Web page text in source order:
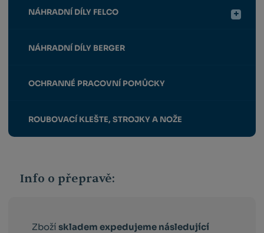
NÁHRADNÍ DÍLY FELCO
NÁHRADNÍ DÍLY BERGER
OCHRANNÉ PRACOVNÍ POMŮCKY
ROUBOVACÍ KLEŠTE, STROJKY A NOŽE
Info o přepravě:
Zbožískladem expedujeme následující